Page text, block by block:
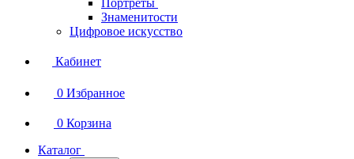
Портреты
Знаменитости
Цифровое искусство
Кабинет
0 Избранное
0 Корзина
Каталог